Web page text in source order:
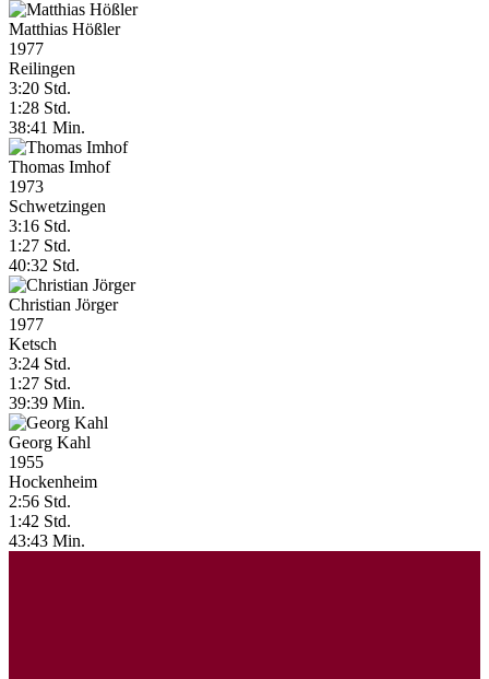
Matthias Hößler
1977
Reilingen
3:20 Std.
1:28 Std.
38:41 Min.
Thomas Imhof
1973
Schwetzingen
3:16 Std.
1:27 Std.
40:32 Std.
Christian Jörger
1977
Ketsch
3:24 Std.
1:27 Std.
39:39 Min.
Georg Kahl
1955
Hockenheim
2:56 Std.
1:42 Std.
43:43 Min.